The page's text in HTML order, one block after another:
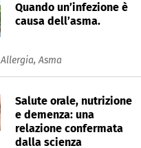
Quando un’infezione è
causa dell’asma.
Allergia,Asma
Salute orale, nutrizione
e demenza: una
relazione confermata
dalla scienza